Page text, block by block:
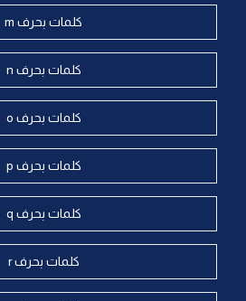
كلمات بحرف m
كلمات بحرف n
كلمات بحرف o
كلمات بحرف p
كلمات بحرف q
كلمات بحرف r